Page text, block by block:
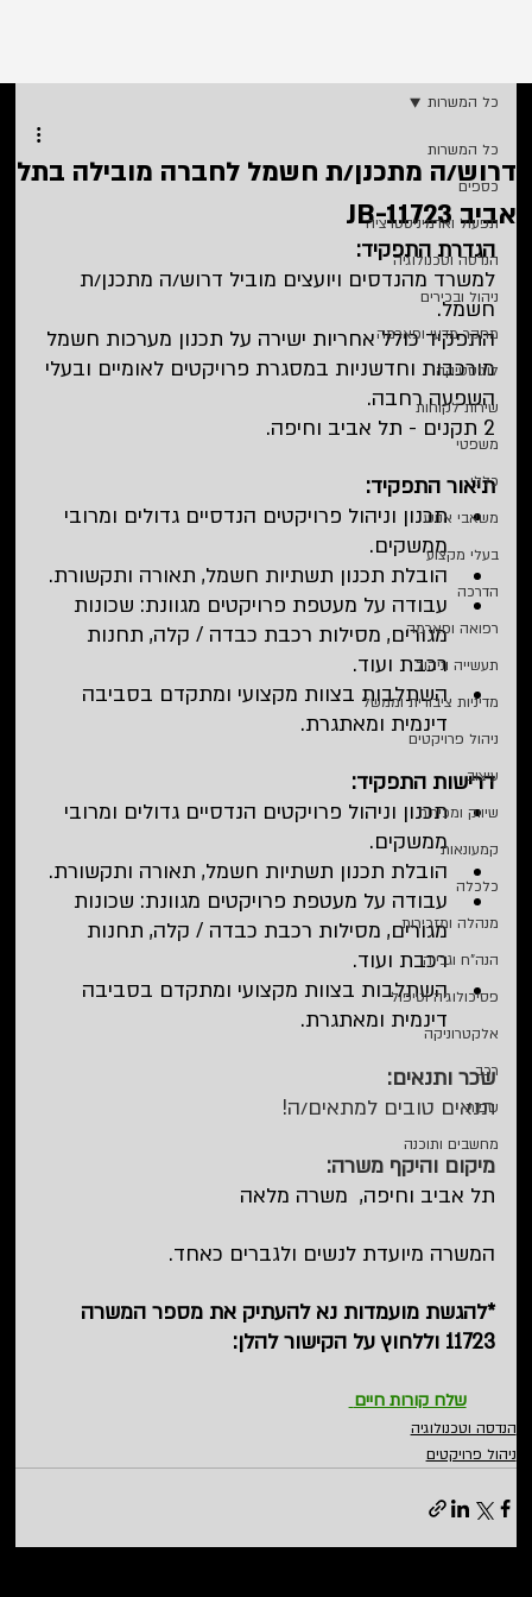
כל המשרות
כספים
תפעול ואדמיניסטרציה
הנדסה וטכנולוגיה
ניהול ובכירים
מחקר מדעי ופארמה
לוגיסטיקה
שירות לקוחות
משפטי
כללי
משאבי אנוש
בעלי מקצוע
הדרכה
רפואה ופארמה
תעשייה וניהול
מדיניות ציבורית וממשל
ניהול פרויקטים
עיצוב
שיווק ומכירות
קמעונאות
כלכלה
מנהלה ומזכירות
הנה"ח וגבייה
פסיכולוגיה וטיפול
אלקטרוניקה
רכב
שפות
מחשבים ותוכנה
כל המשרות
דרוש/ה מתכנן/ת חשמל לחברה מובילה בתל
אביב JB-11723
הגדרת התפקיד:
למשרד מהנדסים ויועצים מוביל דרוש/ה מתכנן/ת
חשמל.
התפקיד כולל אחריות ישירה על תכנון מערכות חשמל
מורכבות וחדשניות במסגרת פרויקטים לאומיים ובעלי
השפעה רחבה.
2 תקנים - תל אביב וחיפה.
תיאור התפקיד:
תכנון וניהול פרויקטים הנדסיים גדולים ומרובי
ממשקים.
הובלת תכנון תשתיות חשמל, תאורה ותקשורת.
עבודה על מעטפת פרויקטים מגוונת: שכונות
מגורים, מסילות רכבת כבדה / קלה, תחנות
רכבת ועוד.
השתלבות בצוות מקצועי ומתקדם בסביבה
דינמית ומאתגרת.
דרישות התפקיד:
תכנון וניהול פרויקטים הנדסיים גדולים ומרובי
ממשקים.
הובלת תכנון תשתיות חשמל, תאורה ותקשורת.
עבודה על מעטפת פרויקטים מגוונת: שכונות
מגורים, מסילות רכבת כבדה / קלה, תחנות
רכבת ועוד.
השתלבות בצוות מקצועי ומתקדם בסביבה
דינמית ומאתגרת.
שכר ותנאים:
תנאים טובים למתאים/ה!
מיקום והיקף משרה:
תל אביב וחיפה,  משרה מלאה
המשרה מיועדת לנשים ולגברים כאחד.
*להגשת מועמדות נא להעתיק את מספר המשרה
11723 וללחוץ על הקישור להלן:
שלח קורות חיים
הנדסה וטכנולוגיה
ניהול פרויקטים